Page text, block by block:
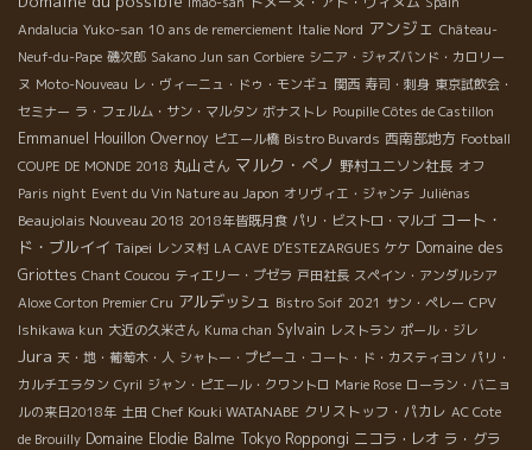
Andalucia Yuko-san 10 ans de remerciement Italie Nord アンジェ Château-
Neuf-du-Pape 磯次郎 Sakano Jun san Corbiere シニア・ジャズバンド・カロリー
ヌ Moto-Nouveau レ・ヴィーニュ・ドゥ・モンギュ 関西 寿司・刺身 東京試飲会・
セミナー ラ・フェルム・サン・マルタン ボナストレ Poupille Côtes de Castillon
Emmanuel Houillon Overnoy ピエール橋 Bistro Buvards 西南部地方 Football
COUPE DE MONDE 2018 丸山さん マルク・ぺノ 野村ユニソン社長 オフ
Paris night Event du Vin Nature au Japon オリヴィエ・ジャンテ Juliénas
Beaujolais Nouveau 2018 2018年皆既月食 パリ・ビストロ・マルゴ コート・
ド・ブルイイ Taipei レンヌ村 LA CAVE D’ESTEZARGUES ケケ Domaine des
Griottes Chant Coucou ティエリー・プゼラ 戸田社長 スペイン・アンダルシア
Aloxe Corton Premier Cru アルデッシュ Bistro Soif 2021 サン・ペレー CPV
Ishikawa kun 大近の久米さん Kuma chan Sylvain レストラン ポール・ジレ
Jura 天・地・葡萄木・人 シャトー・プピーユ・コート・ド・カスティヨン パリ・
カルチエラタン Cyril ジャン・ピエール・クワントロ Marie Rose ローラン・バニョ
ルの来日2018年 土田 Chef Kouki WATANABE クリストッフ・パカレ AC Cote
de Brouilly Domaine Elodie Balme Tokyo Roppongi ニコラ・レオ ラ・グラ